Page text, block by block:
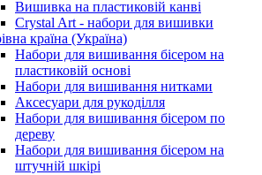
Вишивка на пластиковій канві
Crystal Art - набори для вишивки
країна (Україна)
Набори для вишивання бісером на
пластиковій основі
Набори для вишивання нитками
Аксесуари для рукоділля
Набори для вишивання бісером по
дереву
Набори для вишивання бісером на
штучній шкірі